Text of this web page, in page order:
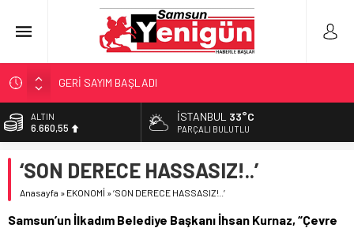
GERİ SAYIM BAŞLADI
SAMSUNSPOR’DA HEDEF 5’İNCİLİK!
‘BAFRA’YA YATIRIM YAPIN!’
YÖNETİCİ SEÇERKEN YAPILAN EN BÜYÜK HATALAR
ALTIN
6.660,55
13.779,39
DOLAR
İSTANBUL 33°C
PARÇALI BULUTLU
‘SON DERECE HASSASIZ!..’
Anasayfa » EKONOMİ »‘SON DERECE HASSASIZ!..’
Samsun’un İlkadım Belediye Başkanı İhsan Kurnaz, “Çevre